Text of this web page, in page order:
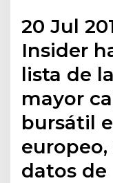
20 Jul
Insider
lista de
mayor
bursátil
datos de